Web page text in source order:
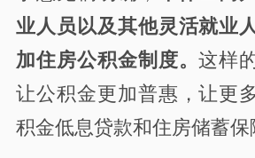
业人员以及其他灵活就业
加住房公积金制度。这样
让公积金更加普惠，让更
积金低息贷款和住房储蓄保